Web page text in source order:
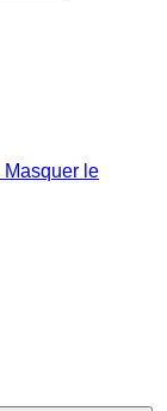
Masquer le